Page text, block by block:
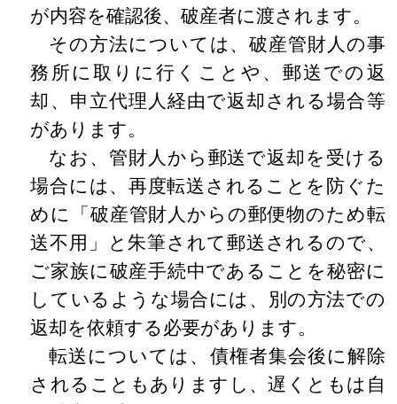
が内容を確認後、破産者に渡されます。
その方法については、破産管財人の事
務所に取りに行くことや、郵送での返
却、申立代理人経由で返却される場合等
があります。
なお、管財人から郵送で返却を受ける
場合には、再度転送されることを防ぐた
めに「破産管財人からの郵便物のため転
送不用」と朱筆されて郵送されるので、
ご家族に破産手続中であることを秘密に
しているような場合には、別の方法での
返却を依頼する必要があります。
転送については、債権者集会後に解除
されることもありますし、遅くともは自